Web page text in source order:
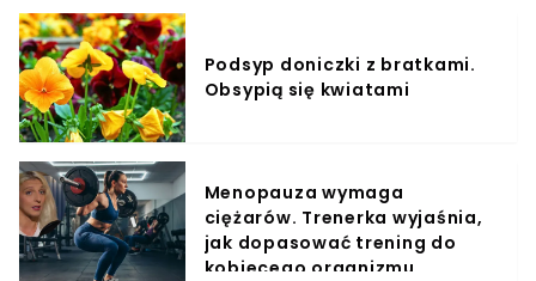
Podsyp doniczki z bratkami.
Obsypią się kwiatami
Menopauza wymaga
ciężarów. Trenerka wyjaśnia,
jak dopasować trening do
kobiecego organizmu